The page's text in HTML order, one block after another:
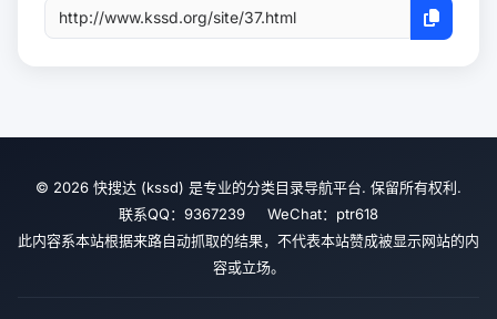
© 2026 快搜达 (kssd) 是专业的分类目录导航平台. 保留所有权利.
联系QQ：9367239 WeChat：ptr618
此内容系本站根据来路自动抓取的结果，不代表本站赞成被显示网站的内
容或立场。